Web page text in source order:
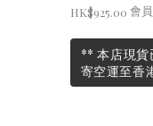
HK$925.00 會
** 本店現貨
寄空運至香